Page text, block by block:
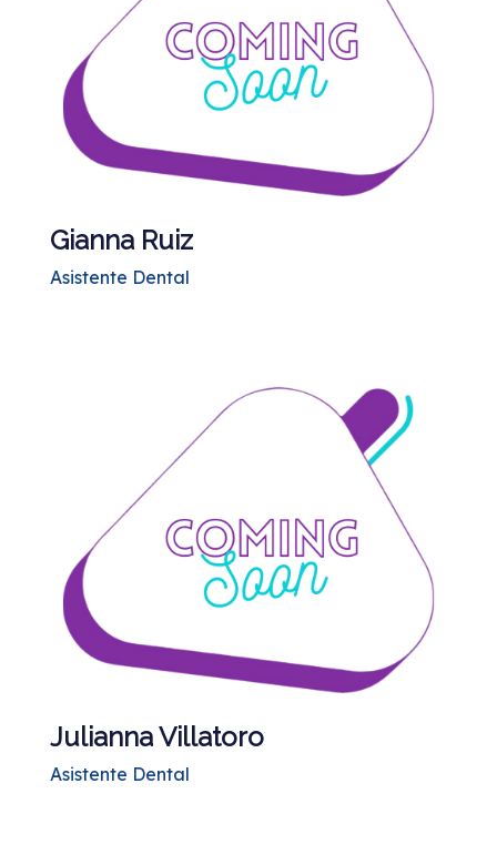
Gianna Ruiz
Asistente Dental
Julianna Villatoro
Asistente Dental